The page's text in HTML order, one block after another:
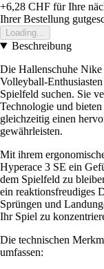
+6,28 CHF für Ihre
Ihrer Bestellung
Loading...
Beschreibung
Die Hallenschuhe
Volleyball-
Spielfeld suchen. Sie
Technologie und
gleichzeitig einen
gewährleisten.
Mit ihrem
Hyperace 3 SE ein
dem Spielfeld zu
ein reaktionsfreudiges
Sprüngen und
Ihr Spiel zu
Die technischen
umfassen: